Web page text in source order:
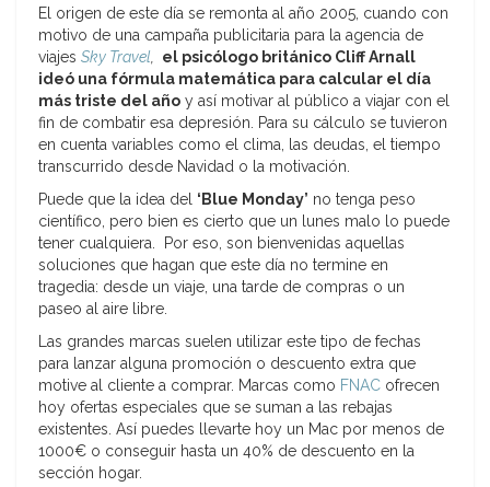
El origen de este día se remonta al año 2005, cuando con
motivo de una campaña publicitaria para la agencia de
viajes Sky Travel, el psicólogo británico Cliff Arnall
ideó una fórmula matemática para calcular el día
más triste del año y así motivar al público a viajar con el
fin de combatir esa depresión. Para su cálculo se tuvieron
en cuenta variables como el clima, las deudas, el tiempo
transcurrido desde Navidad o la motivación.
Puede que la idea del ‘Blue Monday’ no tenga peso
científico, pero bien es cierto que un lunes malo lo puede
tener cualquiera. Por eso, son bienvenidas aquellas
soluciones que hagan que este día no termine en
tragedia: desde un viaje, una tarde de compras o un
paseo al aire libre.
Las grandes marcas suelen utilizar este tipo de fechas
para lanzar alguna promoción o descuento extra que
motive al cliente a comprar. Marcas como FNAC ofrecen
hoy ofertas especiales que se suman a las rebajas
existentes. Así puedes llevarte hoy un Mac por menos de
1000€ o conseguir hasta un 40% de descuento en la
sección hogar.